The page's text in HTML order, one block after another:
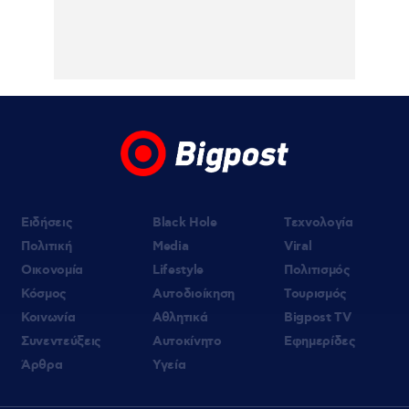
«Στον Εξώστη» με τους Αντώνη Αντζολέτο
και Γιάννη Καντέλη – Έρχεται στον ΣΚΑΪ
Ειδήσεις
Πολιτική
Οικονομία
Κόσμος
Κοινωνία
Συνεντεύξεις
Άρθρα
Black Hole
Media
Lifestyle
Αυτοδιοίκηση
Αθλητικά
Αυτοκίνητο
Υγεία
Τεχνολογία
Viral
Πολιτισμός
Τουρισμός
Bigpost TV
Εφημερίδες